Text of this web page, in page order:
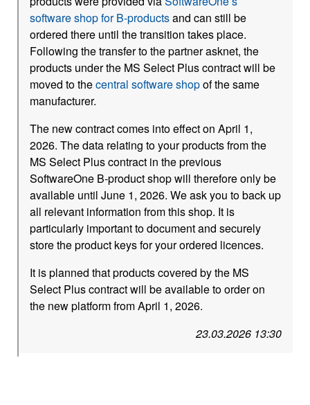
software shop for B-productsand can still be
ordered there until the transition takes place.
Following the transfer to the partner asknet, the
products under the MS Select Plus contract will be
moved to thecentral software shopof the same
manufacturer.
The new contract comes into effect on April 1,
2026. The data relating to your products from the
MS Select Plus contract in the previous
SoftwareOne B-product shop will therefore only be
available until June 1, 2026. We ask you to back up
all relevant information from this shop. It is
particularly important to document and securely
store the product keys for your ordered licences.
It is planned that products covered by the MS
Select Plus contract will be available to order on
the new platform from April 1, 2026.
23.03.2026 13:30